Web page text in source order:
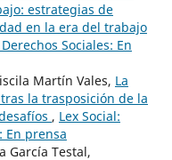
estrategias de
en la era del trabajo
Sociales: En
Martín Vales, La
la trasposición de la
, Lex Social:
En prensa
García Testal,